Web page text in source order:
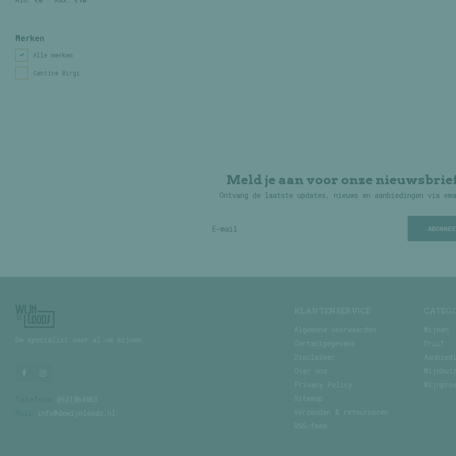
Merken
Alle merken
Cantine Birgi
Meld je aan voor onze
Ontvang de laatste updates, nieuws en aanbiedingen via
De specialist voor al uw wijnen
0621864863
info@dewijnloods.nl
KLANTENSERVICE
Algemene voorwaarden
Contactgegevens
Disclaimer
Over ons
Privacy Policy
Sitemap
Verzenden & retourneren
RSS-feed
Wijnen
Druif